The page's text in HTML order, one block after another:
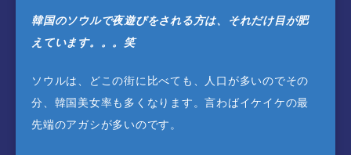
韓国のソウルで夜遊びをされる方は、それだけ目が肥
えています。。。笑
ソウルは、どこの街に比べても、人口が多いのでその
分、韓国美女率も多くなります。言わばイケイケの最
先端のアガシが多いのです。